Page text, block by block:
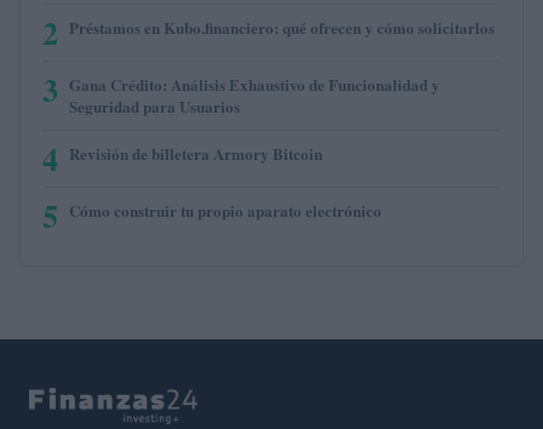
2 Préstamos en Kubo.financiero: qué ofrecen y cómo solicitarlos
3 Gana Crédito: Análisis Exhaustivo de Funcionalidad y
Seguridad para Usuarios
4 Revisión de billetera Armory Bitcoin
5 Cómo construir tu propio aparato electrónico